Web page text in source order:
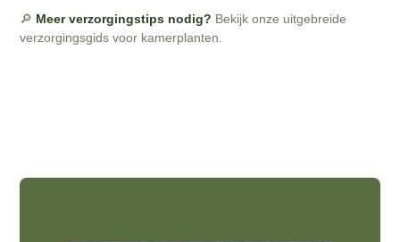
🔎 Meer verzorgingstips nodig? Bekijk onze uitgebreide
verzorgingsgids voor kamerplanten.